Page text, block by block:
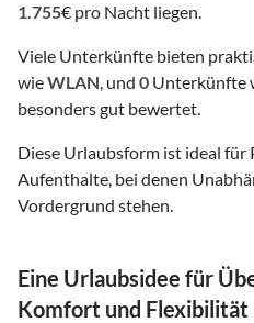
1.755€ pro Nacht liegen.
Viele Unterkünfte bieten
wieWLAN, und 0 Unterkünfte
besonders gut bewertet.
Diese Urlaubsform ist ideal für
Aufenthalte, bei denen
Vordergrund stehen.
Eine Urlaubsidee für
Komfort und Flexibilität